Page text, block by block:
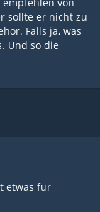
sollte er nicht zu
Falls ja, was
Und so die
etwas für